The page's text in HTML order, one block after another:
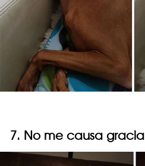
7. No me causa gracia